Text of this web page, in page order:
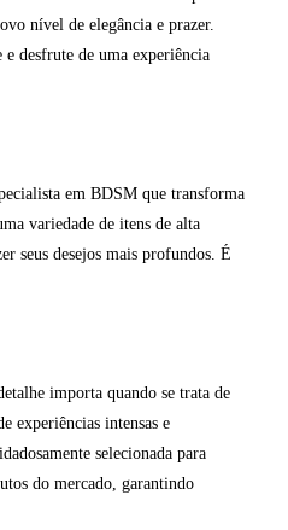
nível de elegância e prazer.
e desfrute de uma experiência
em BDSM que transforma
variedade de itens de alta
seus desejos mais profundos. É
importa quando se trata de
experiências intensas e
selecionada para
do mercado, garantindo